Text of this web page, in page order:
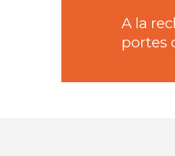
A la
portes